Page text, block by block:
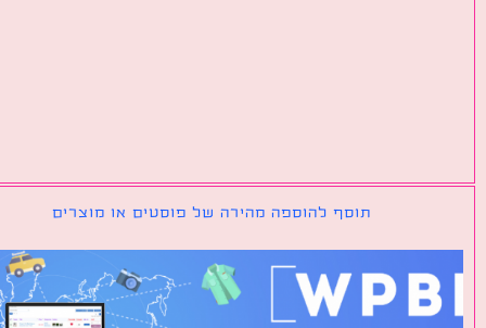
תוסף להוספה מהירה של פוסטים או מוצרים